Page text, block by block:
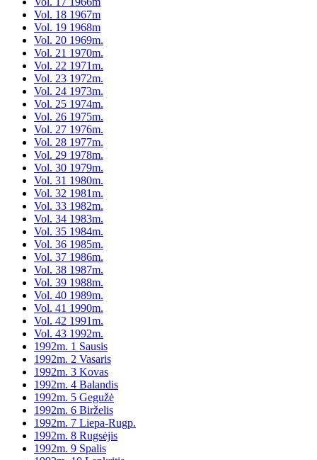
Vol. 18 1967m
Vol. 19 1968m
Vol. 20 1969m.
Vol. 21 1970m.
Vol. 22 1971m.
Vol. 23 1972m.
Vol. 24 1973m.
Vol. 25 1974m.
Vol. 26 1975m.
Vol. 27 1976m.
Vol. 28 1977m.
Vol. 29 1978m.
Vol. 30 1979m.
Vol. 31 1980m.
Vol. 32 1981m.
Vol. 33 1982m.
Vol. 34 1983m.
Vol. 35 1984m.
Vol. 36 1985m.
Vol. 37 1986m.
Vol. 38 1987m.
Vol. 39 1988m.
Vol. 40 1989m.
Vol. 41 1990m.
Vol. 42 1991m.
Vol. 43 1992m.
1992m. 1 Sausis
1992m. 2 Vasaris
1992m. 3 Kovas
1992m. 4 Balandis
1992m. 5 Gegužė
1992m. 6 Birželis
1992m. 7 Liepa-Rugp.
1992m. 8 Rugsėjis
1992m. 9 Spalis